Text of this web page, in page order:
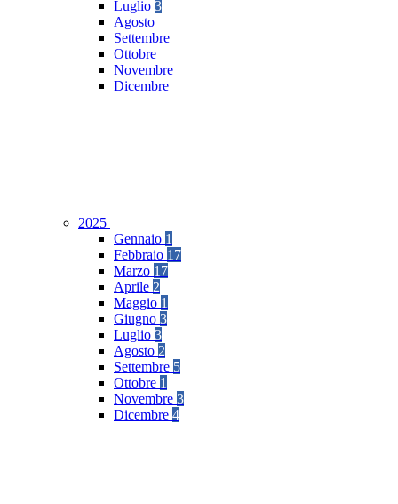
Luglio 3
Agosto
Settembre
Ottobre
Novembre
Dicembre
2025
Gennaio 1
Febbraio 17
Marzo 17
Aprile 2
Maggio 1
Giugno 3
Luglio 3
Agosto 2
Settembre 5
Ottobre 1
Novembre 3
Dicembre 4